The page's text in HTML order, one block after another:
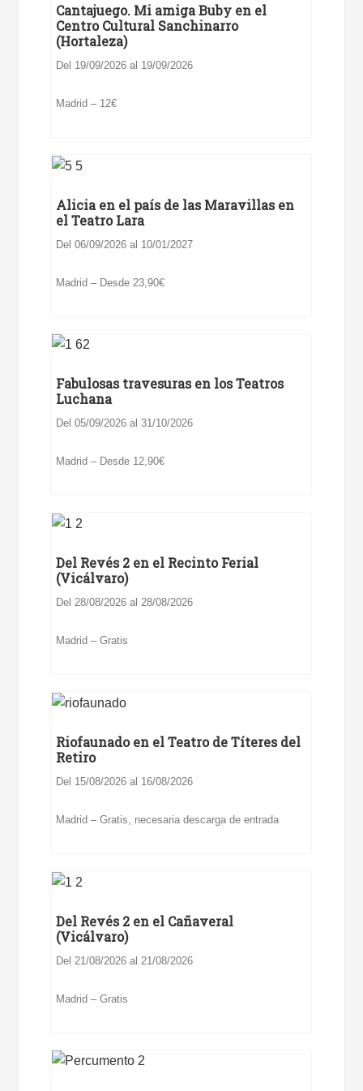
Cantajuego. Mi amiga Buby en el
Centro Cultural Sanchinarro
(Hortaleza)
Del 19/09/2026 al 19/09/2026
Madrid – 12€
Alicia en el país de las Maravillas en
el Teatro Lara
Del 06/09/2026 al 10/01/2027
Madrid – Desde 23,90€
Fabulosas travesuras en los Teatros
Luchana
Del 05/09/2026 al 31/10/2026
Madrid – Desde 12,90€
Del Revés 2 en el Recinto Ferial
(Vicálvaro)
Del 28/08/2026 al 28/08/2026
Madrid – Gratis
Riofaunado en el Teatro de Títeres del
Retiro
Del 15/08/2026 al 16/08/2026
Madrid – Gratis, necesaria descarga de entrada
Del Revés 2 en el Cañaveral
(Vicálvaro)
Del 21/08/2026 al 21/08/2026
Madrid – Gratis